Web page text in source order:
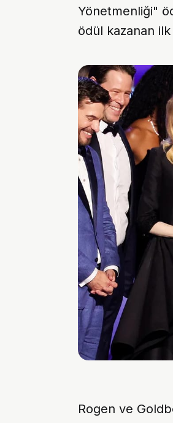
Yönetmenliği"
ödül kazanan
Rogen ve